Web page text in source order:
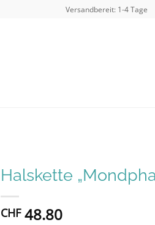
Versandbereit: 1-4 Tage
Halskette
CHF48.80